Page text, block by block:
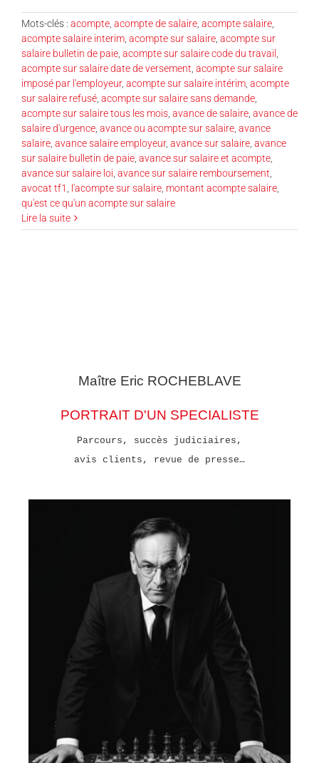
Mots-clés : acompte acompte de salaire acompte salaire
acompte salaire interim acompte sur salaire acompte sur
salaire bulletin de paie acompte sur salaire code du travail
acompte sur salaire date de versement acompte sur salaire
imposé par l'employeur, acompte sur salaire intérim acompte
sur salaire refusé acompte sur salaire sans demande
acompte sur salaire tous les mois avance de salaire avance de
salaire d'urgence avance ou acompte sur salaire avance
salaire avance salaire employeur, avance sur salaire avance
sur salaire bulletin de paie avance sur salaire et acompte
avance sur salaire loi avance sur salaire remboursement
avocat tf1
l'acompte sur salaire montant acompte salaire
qu'est ce qu'un acompte sur salaire
Lire la suite
Maître Eric ROCHEBLAVE
PORTRAIT D'UN SPECIALISTE
Parcours, succès judiciaires,
avis clients, revue de presse…